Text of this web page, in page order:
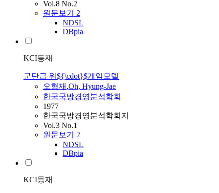
Vol.8 No.2
원문보기 2
NDSL
DBpia
KCI등재
군단급 워${\cdot}$게임모델
오형재 ,Oh, Hyung-Jae
한국국방경영분석학회
1977
한국국방경영분석학회지
Vol.3 No.1
원문보기 2
NDSL
DBpia
KCI등재